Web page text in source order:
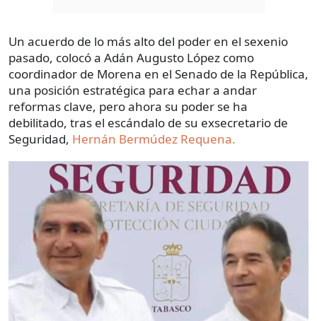
Un acuerdo de lo más alto del poder en el sexenio
pasado, colocó a Adán Augusto López como
coordinador de Morena en el Senado de la República,
una posición estratégica para echar a andar
reformas clave, pero ahora su poder se ha
debilitado, tras el escándalo de su exsecretario de
Seguridad, Hernán Bermúdez Requena.